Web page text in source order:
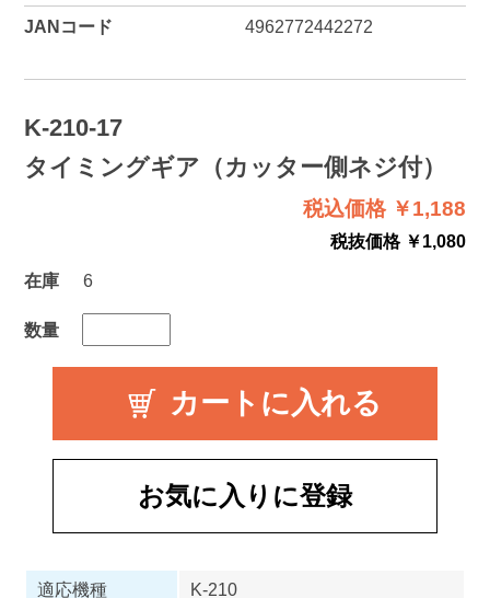
JANコード 4962772442272
K-210-17
タイミングギア（カッター側ネジ付）
税込価格 ￥1,188
税抜価格 ￥1,080
在庫
6
数量
お気に入りに登録
適応機種
K-210